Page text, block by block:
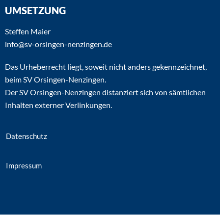
UMSETZUNG
Steffen Maier
info@sv-orsingen-nenzingen.de
Das Urheberrecht liegt, soweit nicht anders gekennzeichnet,
beim SV Orsingen-Nenzingen.
Der SV Orsingen-Nenzingen distanziert sich von sämtlichen
Inhalten externer Verlinkungen.
Datenschutz
Impressum